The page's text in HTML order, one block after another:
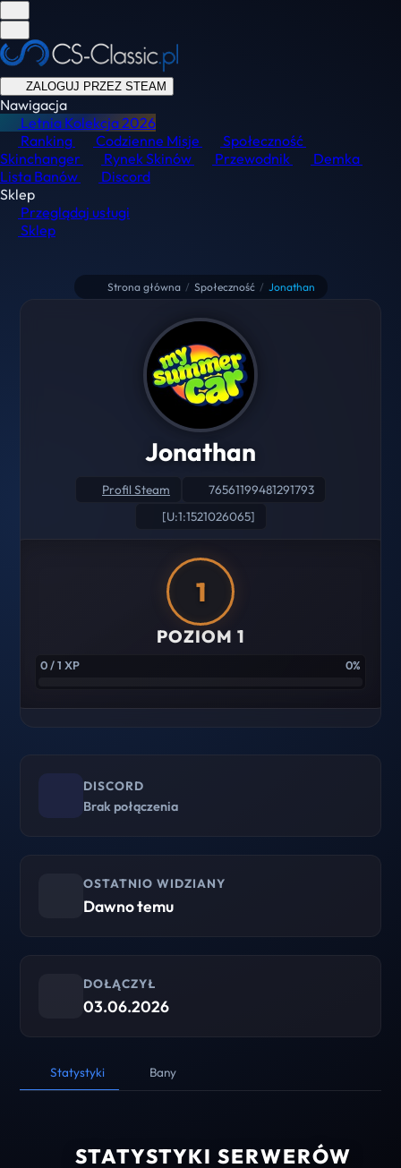
ZALOGUJ PRZEZ STEAM
Nawigacja
Letnia Kolekcja2026
Ranking
Codzienne Misje
Społeczność
Skinchanger
Rynek Skinów Przewodnik
Demka
Lista Banów
Discord
Sklep
Przeglądaj usługi
Sklep
Strona główna / Społeczność / Jonathan
Jonathan
Profil Steam
76561199481291793
[U:1:1521026065]
1
POZIOM 1
0 / 1 XP 0%
DISCORD
Brak połączenia
OSTATNIO WIDZIANY
Dawno temu
DOŁĄCZYŁ
03.06.2026
Statystyki Bany
STATYSTYKI SERWERÓW